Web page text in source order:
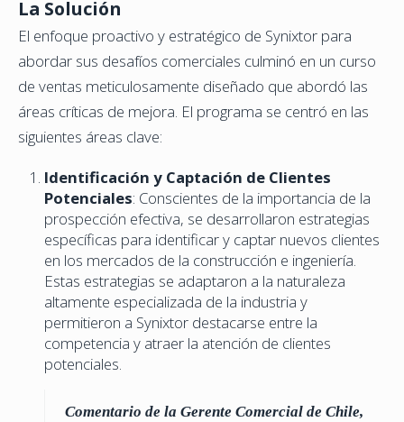
La Solución
El enfoque proactivo y estratégico de Synixtor para
abordar sus desafíos comerciales culminó en un curso
de ventas meticulosamente diseñado que abordó las
áreas críticas de mejora. El programa se centró en las
siguientes áreas clave:
Identificación y Captación de Clientes
Potenciales: Conscientes de la importancia de la
prospección efectiva, se desarrollaron estrategias
específicas para identificar y captar nuevos clientes
en los mercados de la construcción e ingeniería.
Estas estrategias se adaptaron a la naturaleza
altamente especializada de la industria y
permitieron a Synixtor destacarse entre la
competencia y atraer la atención de clientes
potenciales.
Comentario de la Gerente Comercial de Chile,